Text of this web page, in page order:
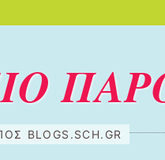
BLOGS.SCH.GR